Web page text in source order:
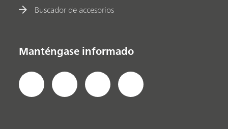
Buscador de accesorios
Manténgase informado